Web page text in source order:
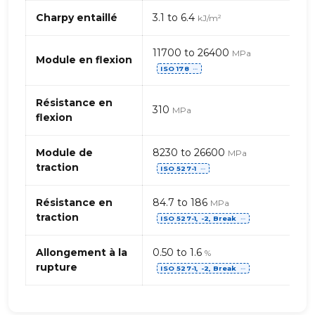
(Polysulfure
de
carbone
Charpy entaillé 3.1 to 6.4 kJ/m²
Module en flexion
11700 to 26400 MPa
ISO 178 ⋯
Résistance en
flexion
310 MPa
Module de
traction
8230 to 26600 MPa
ISO 527-1 ⋯
Résistance en
traction
84.7 to 186 MPa
ISO 527-1, -2, Break ⋯
Allongement à la
rupture
0.50 to 1.6 %
ISO 527-1, -2, Break ⋯